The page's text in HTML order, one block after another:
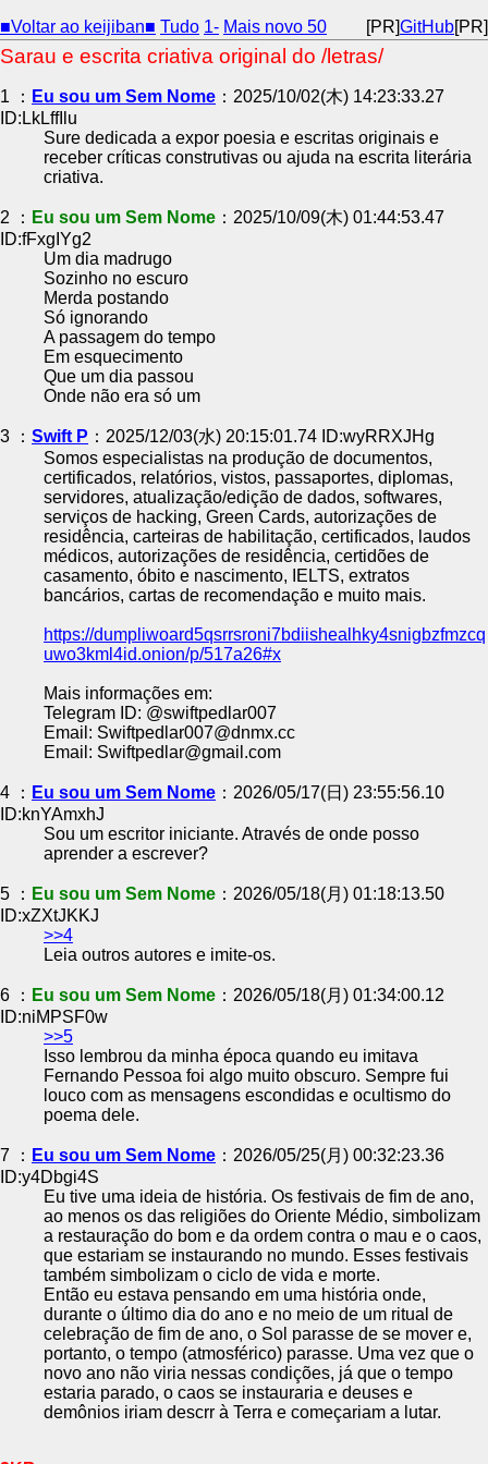
■Voltar ao keijiban■ Tudo 1- Mais novo 50 [PR]GitHub[PR]
Sarau e escrita criativa original do /letras/
1 ： Eu sou um Sem Nome ：2025/10/02(木) 14:23:33.27
ID:LkLffIlu
Sure dedicada a expor poesia e escritas originais e
receber críticas construtivas ou ajuda na escrita literária
criativa.
2 ： Eu sou um Sem Nome ：2025/10/09(木) 01:44:53.47
ID:fFxgIYg2
Um dia madrugo
Sozinho no escuro
Merda postando
Só ignorando
A passagem do tempo
Em esquecimento
Que um dia passou
Onde não era só um
3 ： Swift P ：2025/12/03(水) 20:15:01.74 ID:wyRRXJHg
Somos especialistas na produção de documentos,
certificados, relatórios, vistos, passaportes, diplomas,
servidores, atualização/edição de dados, softwares,
serviços de hacking, Green Cards, autorizações de
residência, carteiras de habilitação, certificados, laudos
médicos, autorizações de residência, certidões de
casamento, óbito e nascimento, IELTS, extratos
bancários, cartas de recomendação e muito mais.
https://dumpliwoard5qsrrsroni7bdiishealhky4snigbzfmzcq
uwo3kml4id.onion/p/517a26#x
Mais informações em:
Telegram ID: @swiftpedlar007
Email: Swiftpedlar007@dnmx.cc
Email: Swiftpedlar@gmail.com
4 ： Eu sou um Sem Nome ：2026/05/17(日) 23:55:56.10
ID:knYAmxhJ
Sou um escritor iniciante. Através de onde posso
aprender a escrever?
5 ： Eu sou um Sem Nome ：2026/05/18(月) 01:18:13.50
ID:xZXtJKKJ
>>4
Leia outros autores e imite-os.
6 ： Eu sou um Sem Nome ：2026/05/18(月) 01:34:00.12
ID:niMPSF0w
>>5
Isso lembrou da minha época quando eu imitava
Fernando Pessoa foi algo muito obscuro. Sempre fui
louco com as mensagens escondidas e ocultismo do
poema dele.
7 ： Eu sou um Sem Nome ：2026/05/25(月) 00:32:23.36
ID:y4Dbgi4S
Eu tive uma ideia de história. Os festivais de fim de ano,
ao menos os das religiões do Oriente Médio, simbolizam
a restauração do bom e da ordem contra o mau e o caos,
que estariam se instaurando no mundo. Esses festivais
também simbolizam o ciclo de vida e morte.
Então eu estava pensando em uma história onde,
durante o último dia do ano e no meio de um ritual de
celebração de fim de ano, o Sol parasse de se mover e,
portanto, o tempo (atmosférico) parasse. Uma vez que o
novo ano não viria nessas condições, já que o tempo
estaria parado, o caos se instauraria e deuses e
demônios iriam descrr à Terra e começariam a lutar.